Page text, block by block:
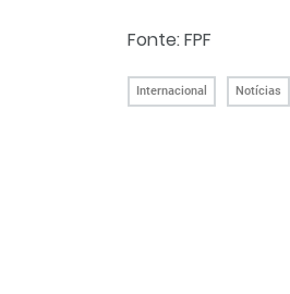
Fonte: FPF
Internacional Notícias